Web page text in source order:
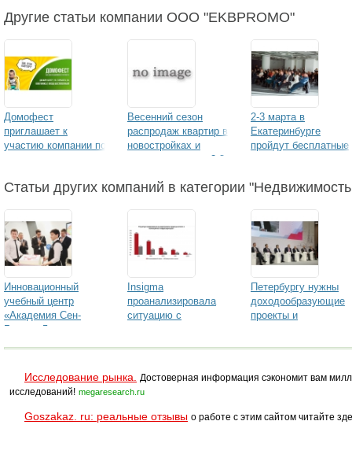
Другие статьи компании ООО "EKBPROMO"
Домофест
приглашает к
участию компании по
Весенний сезон
распродаж квартир в
новостройках и
домов откроется 2-3
2-3 марта в
Екатеринбурге
пройдут бесплатные
Статьи других компаний в категории
Инновационный
учебный центр
«Академия Сен-
Гобен»: 5 лет успеха
Insigma
проанализировала
ситуацию с
инфраструктурой
Петербургу нужны
доходообразующие
проекты и
Исследование рынка.
Достоверная информация сэкономит вам
исследований! megaresearch.ru
Goszakaz. ru: реальные отзывы о работе с этим сайтом читайте